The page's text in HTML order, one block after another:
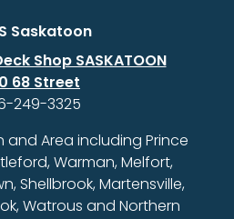
Saskatoon
Shop SASKATOON
68 Street
249-3325
and Area including Prince
Warman, Melfort,
Shellbrook, Martensville,
Watrous and Northern